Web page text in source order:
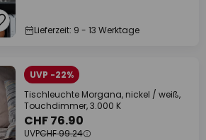
Lieferzeit: 9 - 13 Werktage
UVP -22%
Tischleuchte Morgana, nickel / weiß,
Touchdimmer, 3.000 K
CHF 76.90
UVPCHF 99.24